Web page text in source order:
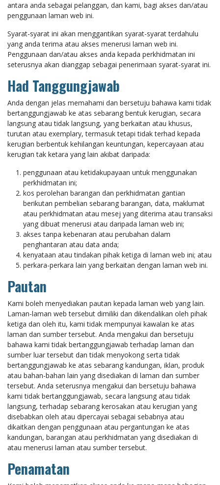
antara anda sebagai pelanggan, dan kami, bagi akses dan/atau
penggunaan laman web ini.
Syarat-syarat ini akan menggantikan syarat-syarat terdahulu
yang anda terima atau akses menerusi laman web ini.
Penggunaan dan/atau akses anda kepada perkhidmatan ini
seterusnya akan dianggap sebagai penerimaan syarat-syarat ini.
Had Tanggungjawab
Anda dengan jelas memahami dan bersetuju bahawa kami tidak
bertanggungjawab ke atas sebarang bentuk kerugian, secara
langsung atau tidak langsung, yang berkaitan atau khusus,
turutan atau exemplary, termasuk tetapi tidak terhad kepada
kerugian berbentuk kehilangan keuntungan, kepercayaan atau
kerugian tak ketara yang lain akibat daripada:
penggunaan atau ketidakupayaan untuk menggunakan
perkhidmatan ini;
kos perolehan barangan dan perkhidmatan gantian
berikutan pembelian sebarang barangan, data, maklumat
atau perkhidmatan atau mesej yang diterima atau transaksi
yang dibuat menerusi atau daripada laman web ini;
akses tanpa kebenaran atau perubahan dalam
penghantaran atau data anda;
kenyataan atau tindakan pihak ketiga di laman web ini; atau
perkara-perkara lain yang berkaitan dengan laman web ini.
Pautan
Kami boleh menyediakan pautan kepada laman web yang lain.
Laman-laman web tersebut dimiliki dan dikendalikan oleh pihak
ketiga dan oleh itu, kami tidak mempunyai kawalan ke atas
laman dan sumber tersebut. Anda mengakui dan bersetuju
bahawa kami tidak bertanggungjawab terhadap laman dan
sumber luar tersebut dan tidak menyokong serta tidak
bertanggungjawab ke atas sebarang kandungan, iklan, produk
atau bahan-bahan lain yang disediakan di laman dan sumber
tersebut. Anda seterusnya mengakui dan bersetuju bahawa
kami tidak bertanggungjawab, secara langsung atau tidak
langsung, terhadap sebarang kerosakan atau kerugian yang
disebabkan oleh atau dipercayai sebagai sebabnya atau
dikaitkan dengan penggunaan atau pergantungan ke atas
kandungan, barangan atau perkhidmatan yang disediakan di
atau menerusi laman atau sumber tersebut.
Penamatan